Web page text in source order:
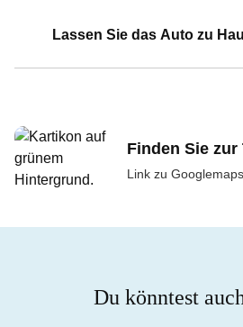
Lassen Sie das Auto zu
Finden Sie zur
Link zu Googlemaps
Du könntest